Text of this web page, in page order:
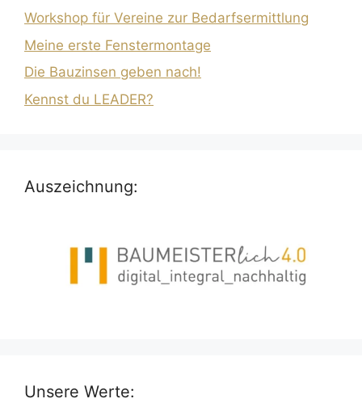
Workshop für Vereine zur Bedarfsermittlung
Meine erste Fenstermontage
Die Bauzinsen geben nach!
Kennst du LEADER?
Auszeichnung:
Unsere Werte: